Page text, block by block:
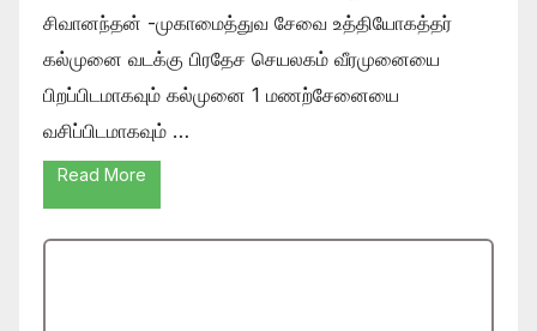
சிவானந்தன் -முகாமைத்துவ சேவை உத்தியோகத்தர்
கல்முனை வடக்கு பிரதேச செயலகம் வீரமுனையை
பிறப்பிடமாகவும் கல்முனை 1 மணற்சேனையை
வசிப்பிடமாகவும் …
Read More